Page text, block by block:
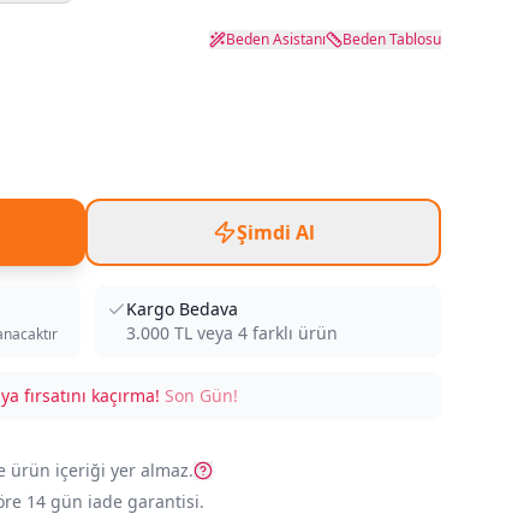
Beden Asistanı Beden Tablosu
Şimdi Al
Kargo Bedava
3.000 TL veya 4 farklı ürün
fırsatını kaçırma! Son Gün!
ürün içeriği yer almaz.
14 gün iade garantisi.